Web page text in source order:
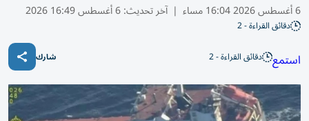
6 أغسطس 2026 16:04 مساء | آخر تحديث:6 أغسطس 16:49 2026
دقائق القراءة - 2
استمع دقائق القراءة - 2 شارك